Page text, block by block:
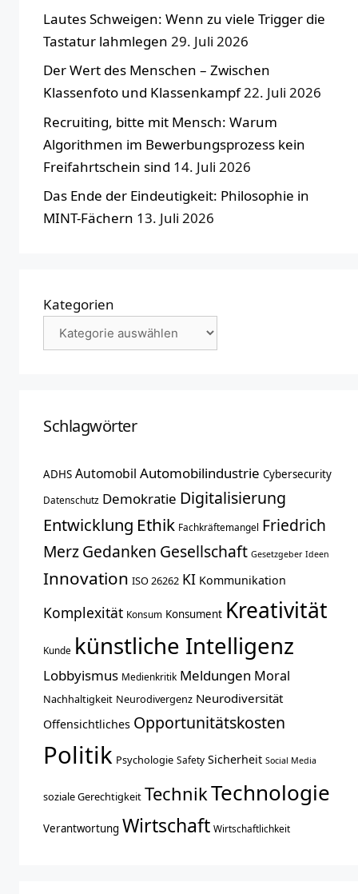
Lautes Schweigen: Wenn zu viele Trigger die
Tastatur lahmlegen 29. Juli 2026
Der Wert des Menschen – Zwischen
Klassenfoto und Klassenkampf22. Juli 2026
Recruiting, bitte mit Mensch: Warum
Algorithmen im Bewerbungsprozess kein
Freifahrtschein sind 14. Juli 2026
Das Ende der Eindeutigkeit: Philosophie in
MINT-Fächern 13. Juli 2026
Kategorien
Schlagwörter
ADHS Automobil Automobilindustrie Cybersecurity
Datenschutz Demokratie Digitalisierung
Entwicklung Ethik Fachkräftemangel Friedrich
MerzGedanken Gesellschaft Gesetzgeber Ideen
Innovation ISO 26262 KI Kommunikation
Komplexität Konsum Konsument Kreativität
Kunde künstliche Intelligenz
Lobbyismus Medienkritik Meldungen Moral
Nachhaltigkeit Neurodivergenz Neurodiversität
Offensichtliches Opportunitätskosten
Politik Psychologie Safety Sicherheit Social Media
soziale Gerechtigkeit TechnikTechnologie
Verantwortung Wirtschaft Wirtschaftlichkeit